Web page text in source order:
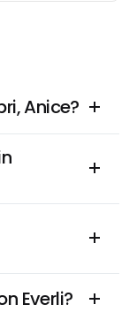
Anice?
Everli?